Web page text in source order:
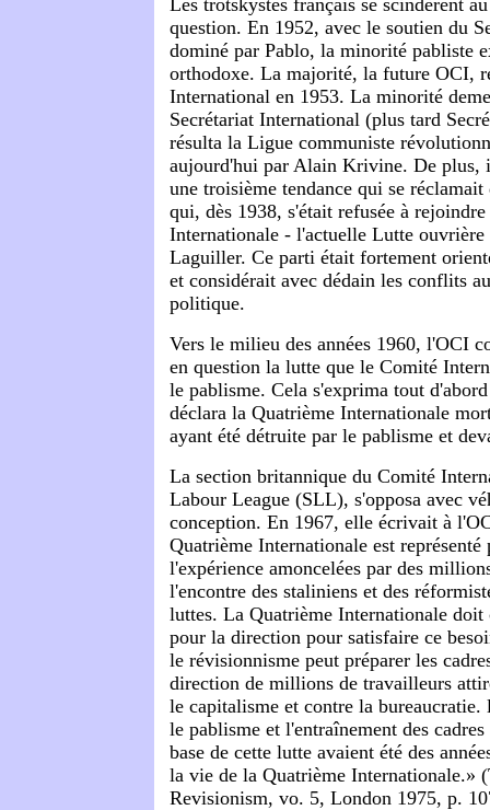
question. En 1952, avec le soutien du
dominé par Pablo, la minorité pabliste
orthodoxe. La majorité, la future OCI,
International en 1953. La minorité
Secrétariat International (plus tard
résulta la Ligue communiste
aujourd'hui par Alain Krivine. De plus,
une troisième tendance qui se
qui, dès 1938, s'était refusée à
Internationale - l'actuelle Lutte
Laguiller. Ce parti était fortement
et considérait avec dédain les conflits
politique.
Vers le milieu des années 1960, l'OCI
en question la lutte que le Comité
le pablisme. Cela s'exprima tout
déclara la Quatrième Internationale
ayant été détruite par le pablisme et
La section britannique du Comité
Labour League (SLL), s'opposa avec
conception. En 1967, elle écrivait à
Quatrième Internationale est représenté
l'expérience amoncelées par des
l'encontre des staliniens et des
luttes. La Quatrième Internationale doit
pour la direction pour satisfaire ce
le révisionnisme peut préparer les
direction de millions de travailleurs
le capitalisme et contre la
le pablisme et l'entraînement des
base de cette lutte avaient été des
la vie de la Quatrième Internationale.»
Revisionism, vo. 5, London 1975, p.